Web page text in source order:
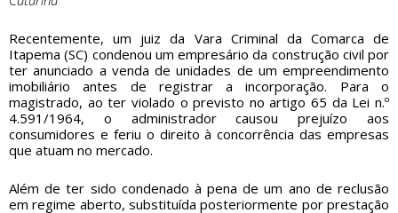
Recentemente, um juiz da Vara Criminal da Comarca de
Itapema (SC) condenou um empresário da construção civil por
ter anunciado a venda de unidades de um empreendimento
imobiliário antes de registrar a incorporação. Para o
magistrado, ao ter violado o previsto no artigo 65 da Lei n.º
4.591/1964, o administrador causou prejuízo aos
consumidores e feriu o direito à concorrência das empresas
que atuam no mercado.
Além de ter sido condenado à pena de um ano de reclusão
em regime aberto, substituída posteriormente por prestação